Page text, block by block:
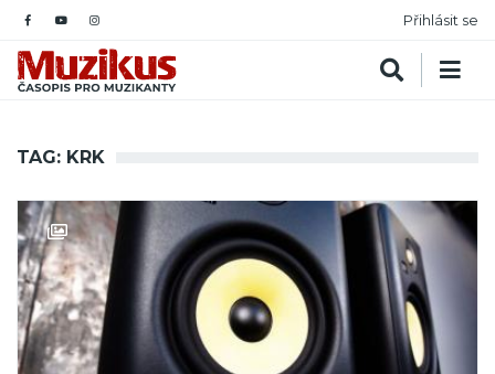
Přihlásit se
TAG: KRK